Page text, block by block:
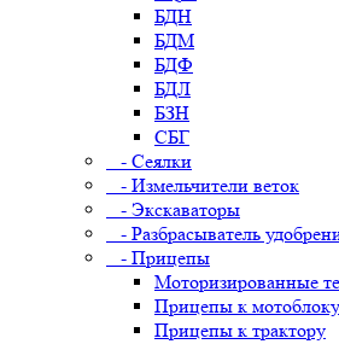
БДН
БДМ
БДФ
БДЛ
БЗН
СБГ
- Сеялки
- Измельчители веток
- Экскаваторы
- Разбрасыватель
- Прицепы
Моторизированные
Прицепы к мотоблоку
Прицепы к трактору